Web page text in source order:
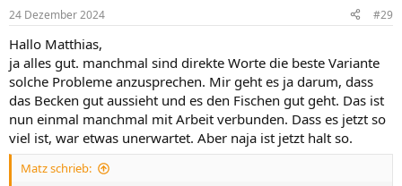
e
:
24 Dezember 2024 #29
Hallo Matthias,
ja alles gut. manchmal sind direkte Worte die beste Variante
solche Probleme anzusprechen. Mir geht es ja darum, dass
das Becken gut aussieht und es den Fischen gut geht. Das ist
nun einmal manchmal mit Arbeit verbunden. Dass es jetzt so
viel ist, war etwas unerwartet. Aber naja ist jetzt halt so.
Matz schrieb: